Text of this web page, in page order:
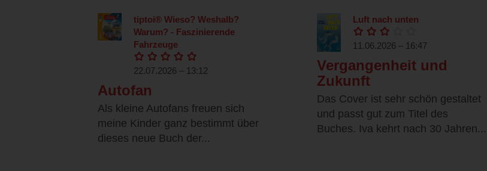
tiptoi® Wieso? Weshalb?
Warum? - Faszinierende
Fahrzeuge
22.07.2026 – 13:12
Autofan
Als kleine Autofans freuen sich
meine Kinder ganz bestimmt über
dieses neue Buch der...
Luft nach unten
11.06.2026 – 16:47
Vergangenheit und
Zukunft
Das Cover ist sehr schön gestaltet
und passt gut zum Titel des
Buches. Iva kehrt nach 30 Jahren...